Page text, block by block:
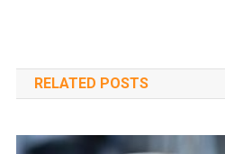
RELATED POSTS